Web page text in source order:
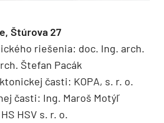
Štúrova 27
riešenia: doc. Ing. arch.
Štefan Pacák
časti: KOPA, s. r. o.
časti: Ing. Maroš Motýľ
HSV s. r. o.